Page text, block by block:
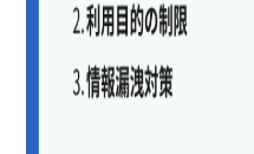
催促通知
一括収集